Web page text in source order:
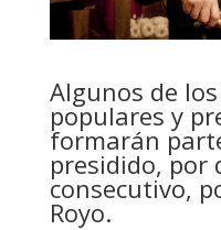
Algunos de
populares y
formarán
presidido, por
consecutivo,
Royo.